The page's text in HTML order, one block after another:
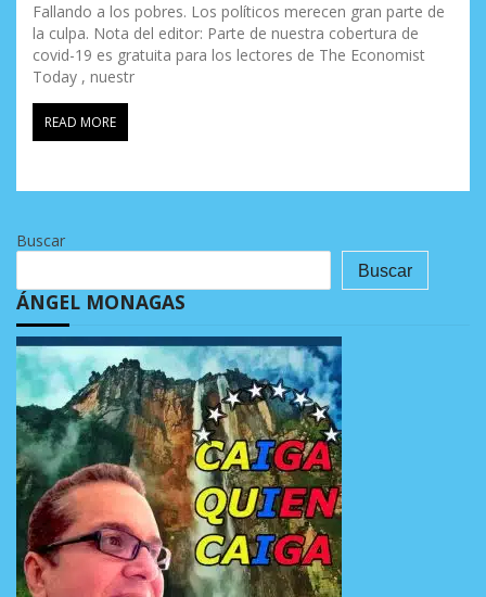
Fallando a los pobres. Los políticos merecen gran parte de
la culpa. Nota del editor: Parte de nuestra cobertura de
covid-19 es gratuita para los lectores de The Economist
Today , nuestr
READ MORE
Buscar
Buscar
ÁNGEL MONAGAS